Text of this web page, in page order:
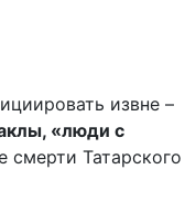
извне –
«люди с
смерти Татарского